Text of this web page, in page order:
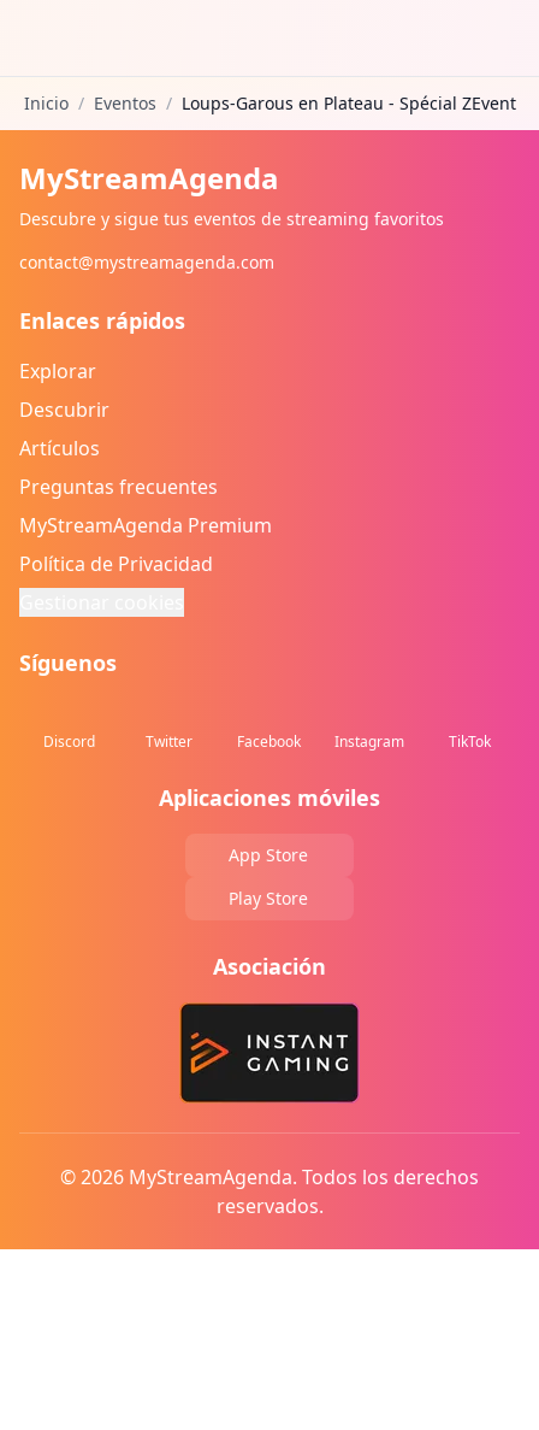
Inicio / Eventos / Loups-Garous en Plateau - Spécial ZEvent
MyStreamAgenda
Descubre y sigue tus eventos de streaming favoritos
contact@mystreamagenda.com
Enlaces rápidos
Explorar
Descubrir
Artículos
Preguntas frecuentes
MyStreamAgenda Premium
Política de Privacidad
Síguenos
Discord Twitter Facebook Instagram TikTok
Aplicaciones móviles
App Store
Play Store
Asociación
© 2026 MyStreamAgenda. Todos los derechos
reservados.